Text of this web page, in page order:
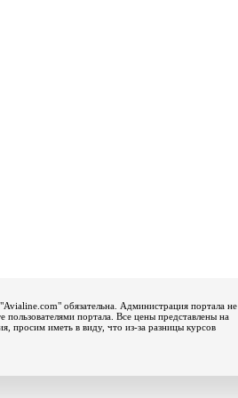
обязательна. Администрация портала не
пользователями портала. Все цены представлены на
просим иметь в виду, что из-за разницы курсов